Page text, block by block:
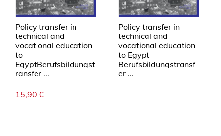
Policy transfer in
technical and
vocational education
to
EgyptBerufsbildungst
ransfer ...
15,90 €
Policy transfer in
technical and
vocational education
to Egypt
Berufsbildungstransf
er ...